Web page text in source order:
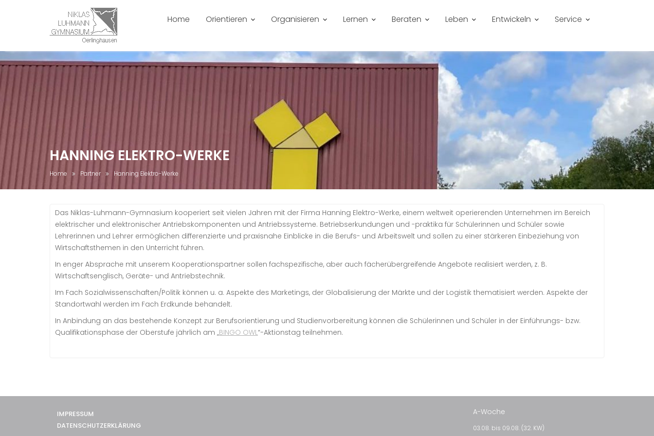
to
Home Orientieren Organisieren Lernen Beraten Leben Entwickeln Service
HANNING ELEKTRO-WERKE
Home Partner Hanning Elektro-Werke
Das Niklas-Luhmann-Gymnasium kooperiert seit vielen Jahren mit der Firma Hanning Elektro-Werke, einem weltweit operierenden Unternehmen im Bereich
elektrischer und elektronischer Antriebskomponenten und Antriebssysteme. Betriebserkundungen und -praktika für Schülerinnen und Schüler sowie
Lehrerinnen und Lehrer ermöglichen differenzierte und praxisnahe Einblicke in die Berufs- und Arbeitswelt und sollen zu einer stärkeren Einbeziehung von
Wirtschaftsthemen in den Unterricht führen.
In enger Absprache mit unserem Kooperationspartner sollen fachspezifische, aber auch fächerübergreifende Angebote realisiert werden, z. B.
Wirtschaftsenglisch, Geräte- und Antriebstechnik.
Im Fach Sozialwissenschaften/Politik können u. a. Aspekte des Marketings, der Globalisierung der Märkte und der Logistik thematisiert werden. Aspekte der
Standortwahl werden im Fach Erdkunde behandelt.
In Anbindung an das bestehende Konzept zur Berufsorientierung und Studienvorbereitung können die Schülerinnen und Schüler in der Einführungs- bzw.
Qualifikationsphase der Oberstufe jährlich am „BINGO OWL“-Aktionstag teilnehmen.
IMPRESSUM
DATENSCHUTZERKLÄRUNG
A-Woche
03.08. bis 09.08. (32. KW)